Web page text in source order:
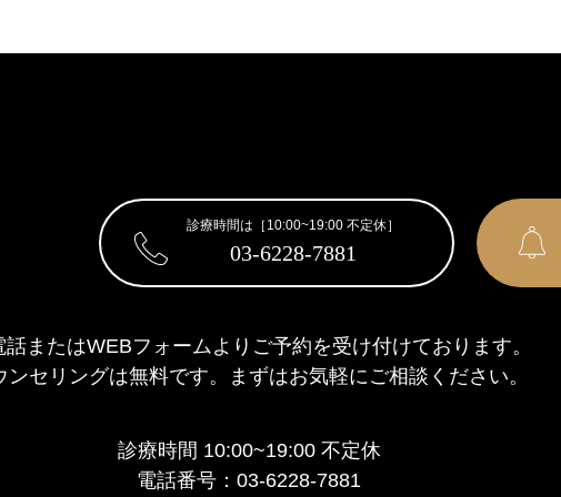
診療時間は［10:00~19:00 不定休］
03-6228-7881
話またはWEBフォームより ご予約を受け付けております。
ンセリングは無料です。
まずはお気軽にご相談ください。
診療時間 10:00~19:00 不定休
電話番号：03-6228-7881